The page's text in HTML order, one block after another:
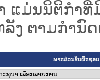
ແມ່ນນິຕິກໍາ
ຕາມກໍານົດ
ພາກສ່ວນຮັບຜິດຊອບ